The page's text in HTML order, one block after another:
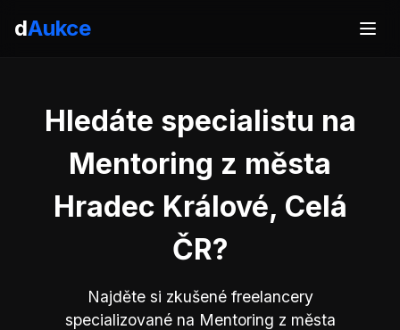
dAukce
Hledáte specialistu na
Mentoring z města
Hradec Králové, Celá
ČR?
Najděte si zkušené freelancery
specializované na Mentoring z města